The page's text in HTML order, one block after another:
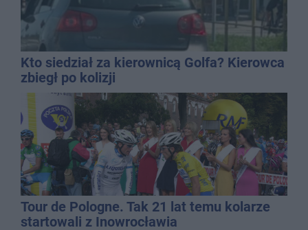
Kto siedział za kierownicą Golfa? Kierowca
zbiegł po kolizji
Tour de Pologne. Tak 21 lat temu kolarze
startowali z Inowrocławia